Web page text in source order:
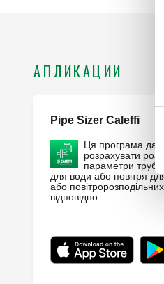
АПЛИКАЦИИ
Pipe Sizer Caleffi
Ця програма дає
розрахувати
параметри труб і
для води або повітря
або
відповідно.